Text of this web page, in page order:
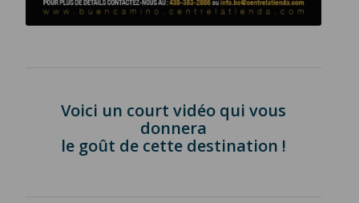
Voici un court vidéo qui vous
donnera
le goût de cette destination !